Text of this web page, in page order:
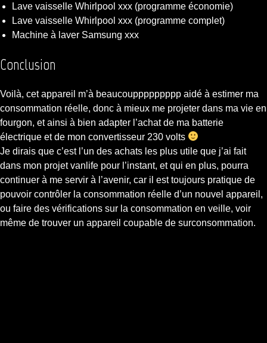
Lave vaisselle Whirlpool xxx (programme économie)
Lave vaisselle Whirlpool xxx (programme complet)
Machine à laver Samsung xxx
Conclusion
Voilà, cet appareil m’à beaucouppppppppp aidé à estimer ma
consommation réelle, donc à mieux me projeter dans ma vie en
fourgon, et ainsi à bien adapter l’achat de ma batterie
électrique et de mon convertisseur 230 volts
Je dirais que c’est l’un des achats les plus utile que j’ai fait
dans mon projet vanlife pour l’instant, et qui en plus, pourra
continuer à me servir à l’avenir, car il est toujours pratique de
pouvoir contrôler la consommation réelle d’un nouvel appareil,
ou faire des vérifications sur la consommation en veille, voir
même de trouver un appareil coupable de surconsommation.